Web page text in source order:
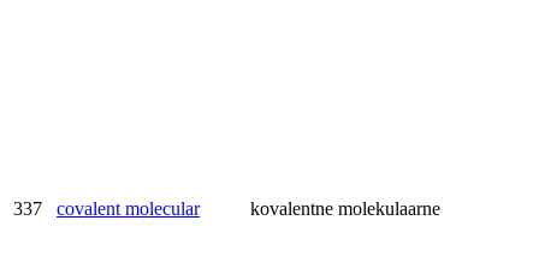
337 covalent molecular kovalentne molekulaarne